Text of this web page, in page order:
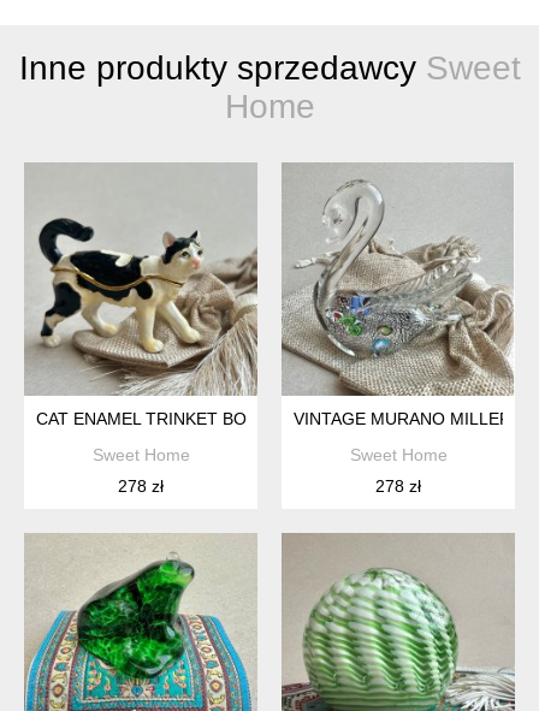
Inne produkty sprzedawcy Sweet
Home
CAT ENAMEL TRINKET BOX ❤ PUZDERKO W EMALII ❤
Sweet Home
278 zł
VINTAGE MURANO
Sweet Home
278 zł